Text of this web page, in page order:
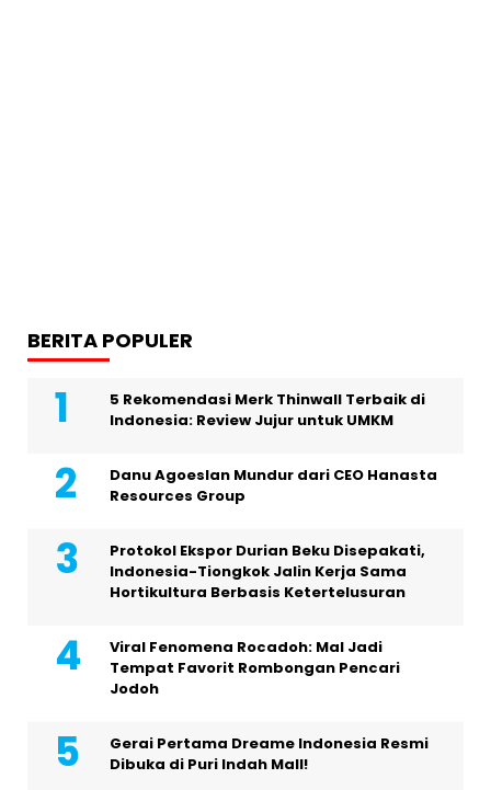
BERITA POPULER
5 Rekomendasi Merk Thinwall Terbaik di
Indonesia: Review Jujur untuk UMKM
Danu Agoeslan Mundur dari CEO Hanasta
Resources Group
Protokol Ekspor Durian Beku Disepakati,
Indonesia-Tiongkok Jalin Kerja Sama
Hortikultura Berbasis Ketertelusuran
Viral Fenomena Rocadoh: Mal Jadi
Tempat Favorit Rombongan Pencari
Jodoh
Gerai Pertama Dreame Indonesia Resmi
Dibuka di Puri Indah Mall!